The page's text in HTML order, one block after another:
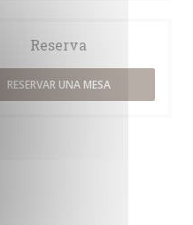
Reserva
RESERVAR UNA MESA